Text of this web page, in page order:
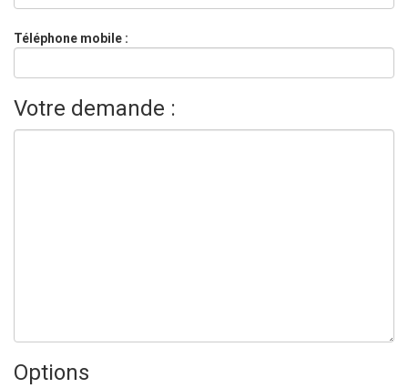
Téléphone mobile :
Votre demande :
Options